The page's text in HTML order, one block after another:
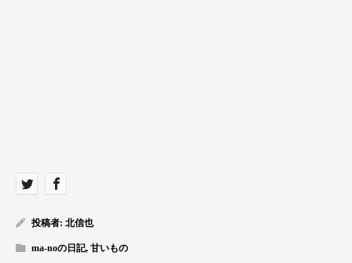
投稿者: 北信也
ma-noの日記, 甘いもの